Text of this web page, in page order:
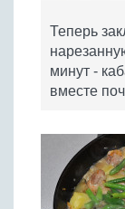
Теперь
минут -
вместе